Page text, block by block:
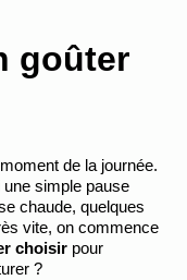
goûter
de la journée.
une simple pause
chaude, quelques
vite, on commence
choisir pour
?